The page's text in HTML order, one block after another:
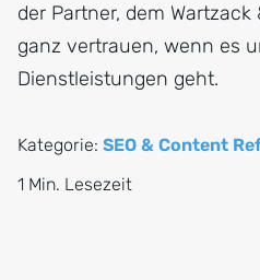
der Partner, dem
ganz vertrauen, wenn es
Dienstleistungen geht.
Kategorie: SEO & Content
1 Min. Lesezeit